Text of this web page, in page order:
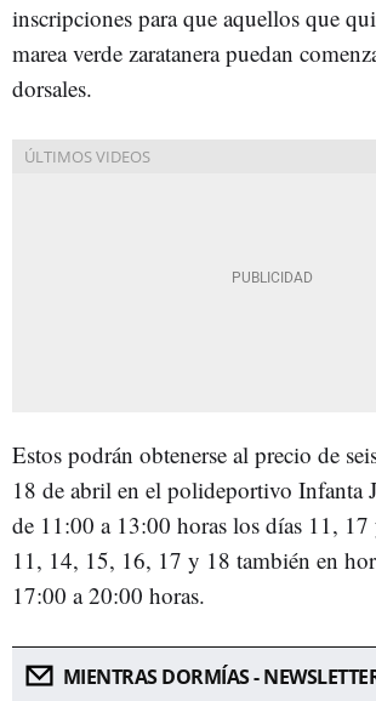
inscripciones para que aquellos que
marea verde zaratanera puedan
dorsales.
Estos podrán obtenerse al precio de
18 de abril en el polideportivo Infanta
de 11:00 a 13:00 horas los días 11,
11, 14, 15, 16, 17 y 18 también en
17:00 a 20:00 horas.
MIENTRAS DORMÍAS -